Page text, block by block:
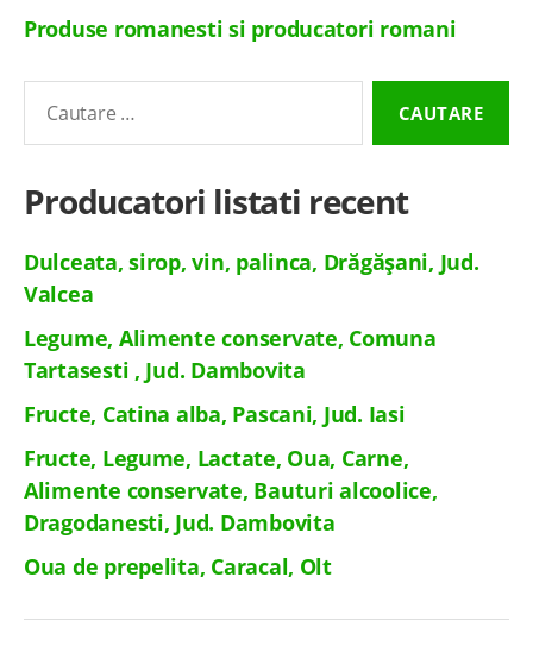
Produse romanesti si producatori romani
pentru:
Producatori listati recent
Dulceata, sirop, vin, palinca, Drăgășani, Jud.
Valcea
Legume, Alimente conservate, Comuna
Tartasesti , Jud. Dambovita
Fructe, Catina alba, Pascani, Jud. Iasi
Fructe, Legume, Lactate, Oua, Carne,
Alimente conservate, Bauturi alcoolice,
Dragodanesti, Jud. Dambovita
Oua de prepelita, Caracal, Olt